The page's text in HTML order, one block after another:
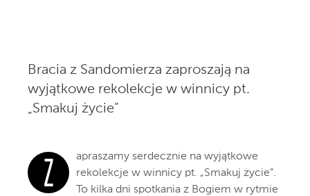
Bracia z Sandomierza zaproszają na
wyjątkowe rekolekcje w winnicy pt.
„Smakuj życie”
Z
apraszamy serdecznie na wyjątkowe
rekolekcje w winnicy pt. „Smakuj życie”.
To kilka dni spotkania z Bogiem w rytmie